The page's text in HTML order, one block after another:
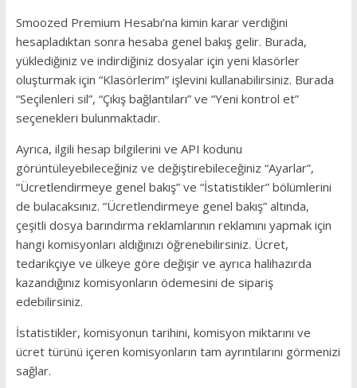
Smoozed Premium Hesabı’na kimin karar verdiğini
hesapladıktan sonra hesaba genel bakış gelir. Burada,
yüklediğiniz ve indirdiğiniz dosyalar için yeni klasörler
oluşturmak için “Klasörlerim” işlevini kullanabilirsiniz. Burada
“Seçilenleri sil”, “Çıkış bağlantıları” ve “Yeni kontrol et”
seçenekleri bulunmaktadır.
Ayrıca, ilgili hesap bilgilerini ve API kodunu
görüntüleyebileceğiniz ve değiştirebileceğiniz “Ayarlar”,
“Ücretlendirmeye genel bakış” ve “İstatistikler” bölümlerini
de bulacaksınız. “Ücretlendirmeye genel bakış” altında,
çeşitli dosya barındırma reklamlarının reklamını yapmak için
hangi komisyonları aldığınızı öğrenebilirsiniz. Ücret,
tedarikçiye ve ülkeye göre değişir ve ayrıca halihazırda
kazandığınız komisyonların ödemesini de sipariş
edebilirsiniz.
İstatistikler, komisyonun tarihini, komisyon miktarını ve
ücret türünü içeren komisyonların tam ayrıntılarını görmenizi
sağlar.